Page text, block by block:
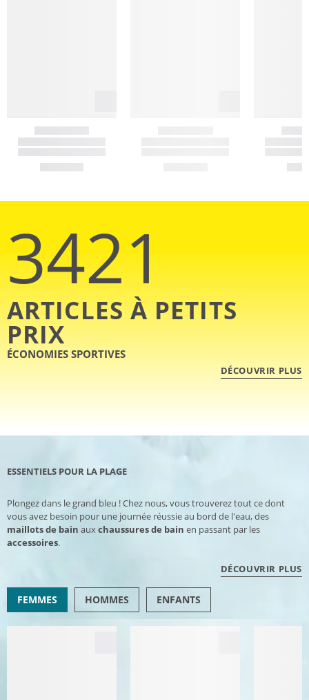
3421
ARTICLES À PETITS
PRIX
ÉCONOMIES SPORTIVES
DÉCOUVRIR PLUS
ESSENTIELS POUR LA PLAGE
Plongez dans le grand bleu ! Chez nous, vous trouverez tout ce dont
vous avez besoin pour une journée réussie au bord de l'eau, des
maillots de bain auxchaussures de bain en passant par les
accessoires.
DÉCOUVRIR PLUS
FEMMES HOMMES ENFANTS